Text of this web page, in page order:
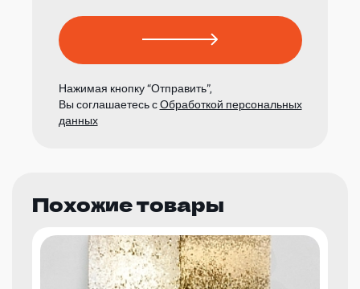
Нажимая кнопку “Отправить”,
Вы соглашаетесь сОбработкой персональных
данных
Похожие товары